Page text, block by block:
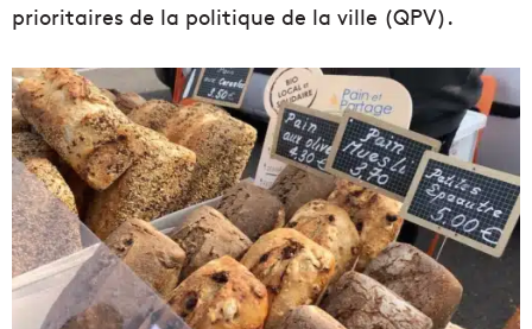
prioritaires de la politique de la ville (QPV).